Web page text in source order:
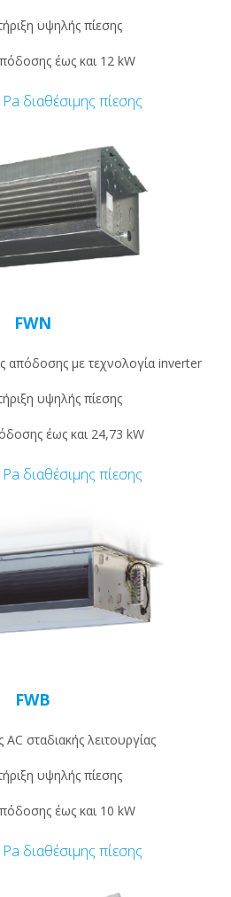
υψηλής πίεσης
έως και 12 kW
διαθέσιμης πίεσης
FWN
απόδοσης με τεχνολογία inverter
υψηλής πίεσης
έως και 24,73 kW
διαθέσιμης πίεσης
FWB
AC σταδιακής λειτουργίας
υψηλής πίεσης
έως και 10 kW
διαθέσιμης πίεσης